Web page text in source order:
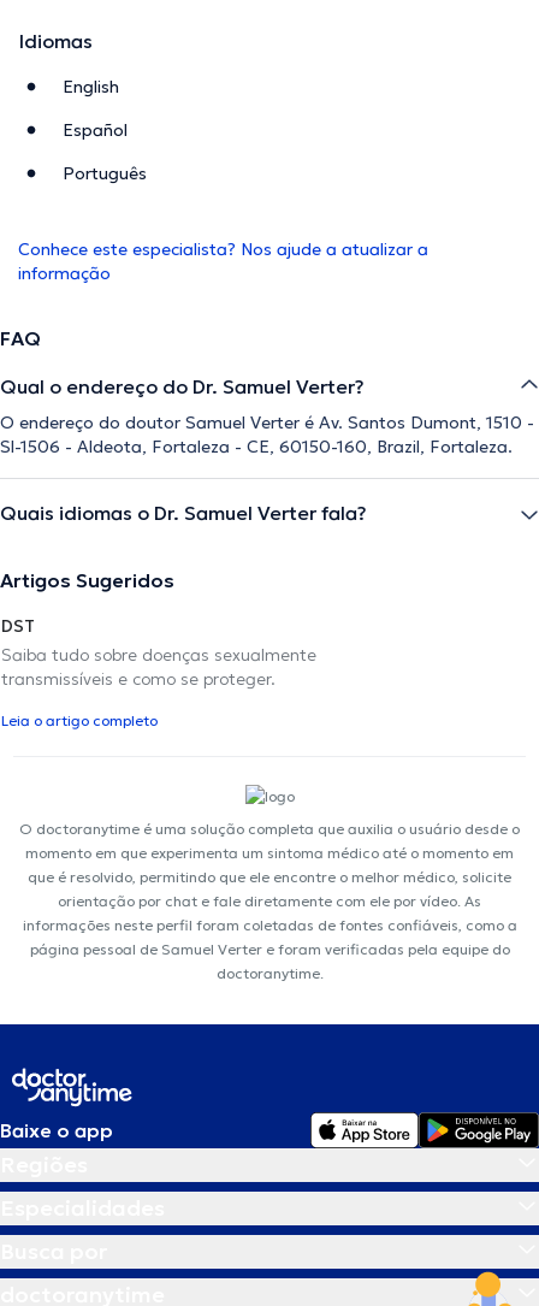
Idiomas
English
Español
Português
Conhece este especialista? Nos ajude a atualizar a
informação
FAQ
Qual o endereço do Dr. Samuel Verter?
O endereço do doutor Samuel Verter é Av. Santos Dumont, 1510 -
Sl-1506 - Aldeota, Fortaleza - CE, 60150-160, Brazil, Fortaleza.
Quais idiomas o Dr. Samuel Verter fala?
Artigos Sugeridos
DST
Saiba tudo sobre doenças sexualmente
transmissíveis e como se proteger.
Leia o artigo completo
O doctoranytime é uma solução completa que auxilia o usuário desde o
momento em que experimenta um sintoma médico até o momento em
que é resolvido, permitindo que ele encontre o melhor médico, solicite
orientação por chat e fale diretamente com ele por vídeo. As
informações neste perfil foram coletadas de fontes confiáveis, como a
página pessoal de Samuel Verter e foram verificadas pela equipe do
doctoranytime.
Baixe o app